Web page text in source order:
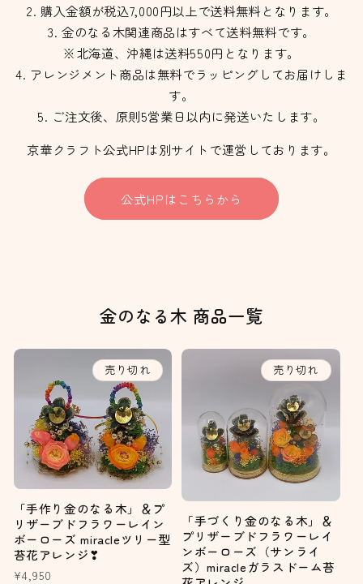
購入金額が税込7,000円以上で送料無料となります。
金のなる木関連商品はすべて送料無料です。
※北海道、沖縄は送料550円となります。
アレンジメント商品は無料でラッピングしてお届けしま
す。
ご注文後、原則5営業日以内に発送いたします。
京華クラフト公式HPは別サイトで運営しております。
公式HPはこちらから
金のなる木 商品一覧
売り切れ
「手作り金のなる木」＆プ
リザーブドフラワーレイン
ボーローズ miracleツリー型
苔花アレンジ❣
通
¥4,950
売り切れ
「手づくり金のなる木」＆
プリザーブドフラワーレイ
ンボーローズ（サンライ
ズ）miracleガラスドーム苔